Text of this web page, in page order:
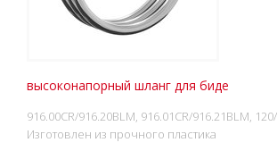
высоконапорный шланг для биде
916.00CR/916.20BLM, 916.01CR/916.21BLM,
Изготовлен из прочного пластика